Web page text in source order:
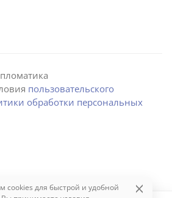
пользовательского
обработки персональных
cookies для быстрой и удобной